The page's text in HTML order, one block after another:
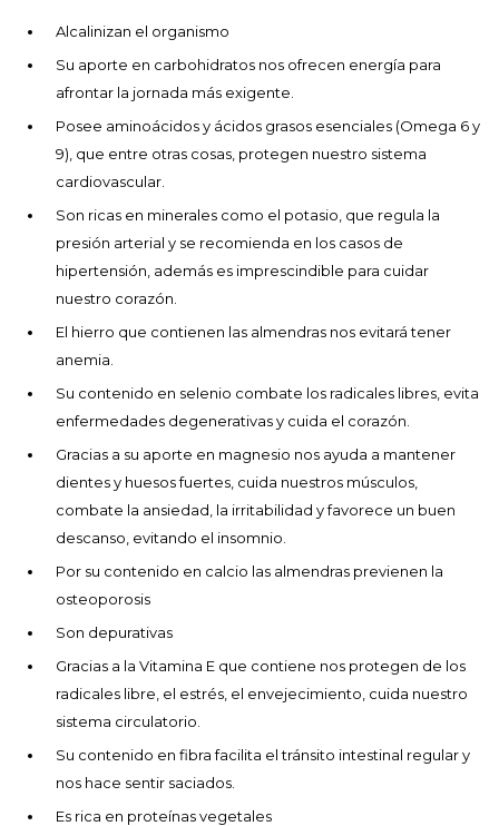
Alcalinizan el organismo
Su aporte en carbohidratos nos ofrecen energía para
afrontar la jornada más exigente.
Posee aminoácidos y ácidos grasos esenciales (Omega 6 y
9), que entre otras cosas, protegen nuestro sistema
cardiovascular.
Son ricas en minerales como el potasio, que regula la
presión arterial y se recomienda en los casos de
hipertensión, además es imprescindible para cuidar
nuestro corazón.
El hierro que contienen las almendras nos evitará tener
anemia.
Su contenido en selenio combate los radicales libres, evita
enfermedades degenerativas y cuida el corazón.
Gracias a su aporte en magnesio nos ayuda a mantener
dientes y huesos fuertes, cuida nuestros músculos,
combate la ansiedad, la irritabilidad y favorece un buen
descanso, evitando el insomnio.
Por su contenido en calcio las almendras previenen la
osteoporosis
Son depurativas
Gracias a la Vitamina E que contiene nos protegen de los
radicales libre, el estrés, el envejecimiento, cuida nuestro
sistema circulatorio.
Su contenido en fibra facilita el tránsito intestinal regular y
nos hace sentir saciados.
Es rica en proteínas vegetales